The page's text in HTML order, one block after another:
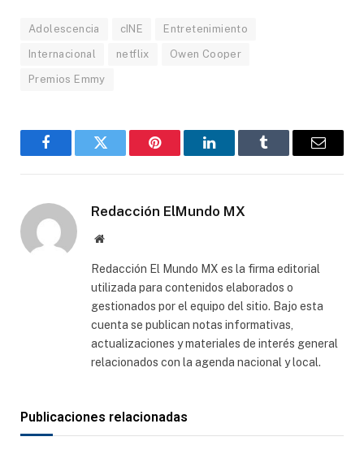
Adolescencia cINE Entretenimiento
Internacional netflix Owen Cooper
Premios Emmy
FacebookGorjeo Pinterest LinkedInTumblr
Correo
Redacción ElMundo MX
Sitio
Redacción El Mundo MX es la firma editorial
utilizada para contenidos elaborados o
gestionados por el equipo del sitio. Bajo esta
cuenta se publican notas informativas,
actualizaciones y materiales de interés general
relacionados con la agenda nacional y local.
Publicaciones relacionadas